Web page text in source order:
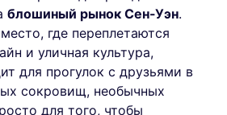
блошиный рынок Сен-Уэн.
где переплетаются
и уличная культура,
для прогулок с друзьями в
сокровищ, необычных
для того, чтобы